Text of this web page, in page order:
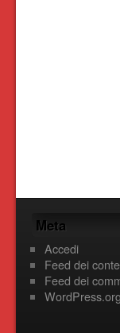
Meta
Accedi
Feed dei
Feed dei
WordPress.org